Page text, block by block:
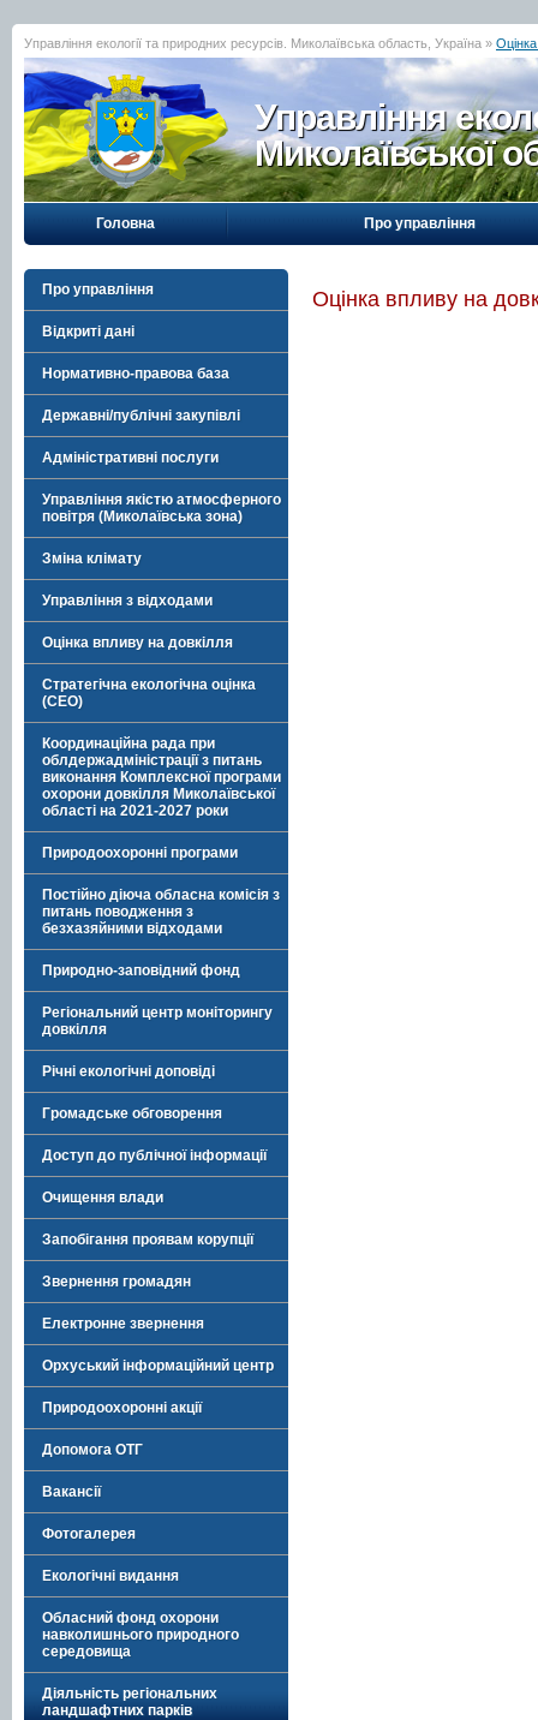
Управління екології та природних ресурсів. Миколаївська область, Україна »
Управління
Миколаївської
Головна Про управління
Про управління
Відкриті дані
Нормативно-правова база
Державні/публічні закупівлі
Адміністративні послуги
Управління якістю атмосферного
повітря (Миколаївська зона)
Зміна клімату
Управління з відходами
Оцінка впливу на довкілля
Стратегічна екологічна оцінка
(СЕО)
Координаційна рада при
облдержадміністрації з питань
виконання Комплексної програми
охорони довкілля Миколаївської
області на 2021-2027 роки
Природоохоронні програми
Постійно діюча обласна комісія з
питань поводження з
безхазяйними відходами
Природно-заповідний фонд
Регіональний центр моніторингу
довкілля
Річні екологічні доповіді
Громадське обговорення
Доступ до публічної інформації
Очищення влади
Запобігання проявам корупції
Звернення громадян
Електронне звернення
Орхуський інформаційний центр
Природоохоронні акції
Допомога ОТГ
Вакансії
Фотогалерея
Екологічні видання
Обласний фонд охорони
навколишнього природного
середовища
Діяльність регіональних
ландшафтних парків
Оцінка впливу на